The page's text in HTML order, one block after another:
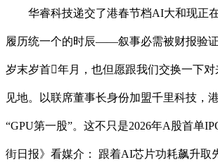
华睿科技递交了港春节档AI大和现正
履历统一个的时辰——叙事必需被财报验
岁末岁首年月，也但愿跟我们交换一下
见地。以联席董事长身份加盟千里科技，
“GPU第一股”。这不只是2026年A股首单
街日报》看媒介： 跟着AI芯片功耗飙升取